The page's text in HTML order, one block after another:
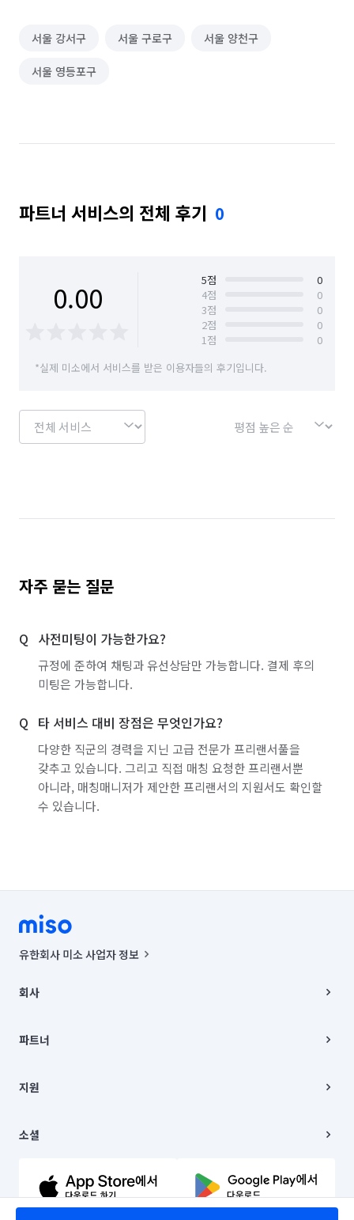
서울 강서구 서울 구로구 서울 양천구
서울 영등포구
파트너 서비스의 전체 후기 0
0.00 5점
0
4점
0
3점
0
2점
0
1점
0
*실제 미소에서 서비스를 받은 이용자들의 후기입니다.
자주 묻는 질문
사전미팅이 가능한가요?
규정에 준하여 채팅과 유선상담만 가능합니다. 결제 후의
미팅은 가능합니다.
타 서비스 대비 장점은 무엇인가요?
다양한 직군의 경력을 지닌 고급 전문가 프리랜서풀을
갖추고 있습니다. 그리고 직접 매칭 요청한 프리랜서뿐
아니라, 매칭매니저가 제안한 프리랜서의 지원서도 확인할
수 있습니다.
유한회사 미소 사업자 정보
00019 |
주소 | 본사: 서울특별시 종로구 율곡로 6(중학동, 트윈트리빌딩) B동 5층
컨택센터 : 서울특별시 종로구 수송동 율곡로 24, 7층, 8층 미소
상품, 상품정보, 거래에 관한 의무와 책임은 거래당사자에게 있습니다.
언론 보도 관련 문의:
© 유한회사 미소. Miso, Inc. All Rights Reserved.
회사
채용
파트너
이사
지원
이용약관
문의하기
소셜
유튜브